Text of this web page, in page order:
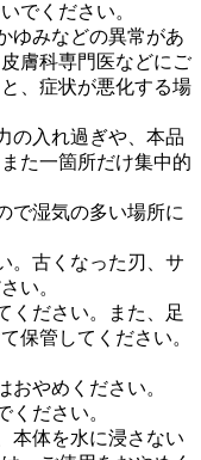
でください。
ゆみなどの異常があ
膚科専門医などにご
、症状が悪化する場
の入れ過ぎや、本品
た一箇所だけ集中的
で湿気の多い場所に
。古くなった刃、サ
い。
ください。また、足
保管してください。
やめください。
ください。
本体を水に浸さない